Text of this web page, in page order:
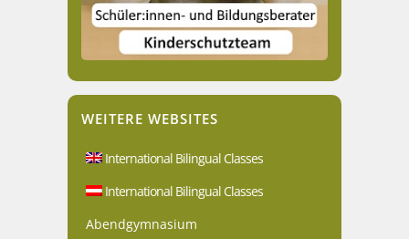
WEITERE WEBSITES
International Bilingual Classes
International Bilingual Classes
Abendgymnasium